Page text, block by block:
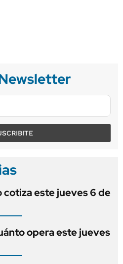
cotiza este jueves 6 de
opera este jueves